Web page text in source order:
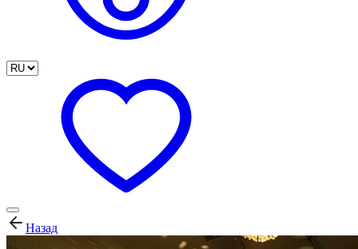
Назад